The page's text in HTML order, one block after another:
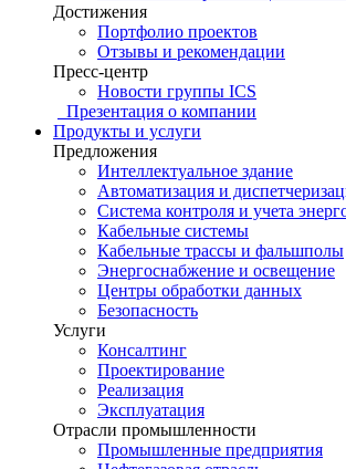
Достижения
Портфолио проектов
Отзывы и рекомендации
Пресс-центр
Новости группы ICS
Презентация о компании
Продукты и услуги
Предложения
Интеллектуальное здание
Автоматизация и
Система контроля и учета
Кабельные системы
Кабельные трассы и фальшполы
Энергоснабжение и освещение
Центры обработки данных
Безопасность
Услуги
Консалтинг
Проектирование
Реализация
Эксплуатация
Отрасли промышленности
Промышленные предприятия